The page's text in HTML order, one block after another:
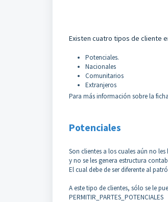
Existen cuatro tipos de cliente
Potenciales.
Nacionales
Comunitarios
Extranjeros
Para más información sobre la
Potenciales
Son clientes a los cuales aún no
y no se les genera estructura
El cual debe de ser diferente al
A este tipo de clientes, sólo se le
PERMITIR_PARTES_POTENCIALES